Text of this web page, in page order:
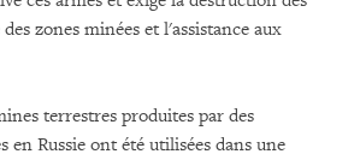
zones minées et l'assistance aux
terrestres produites par des
en Russie ont été utilisées dans une